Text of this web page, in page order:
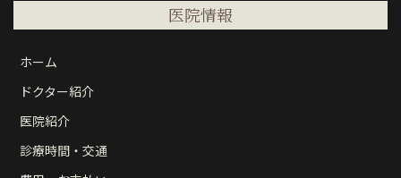
医院情報
ホーム
ドクター紹介
医院紹介
診療時間・交通